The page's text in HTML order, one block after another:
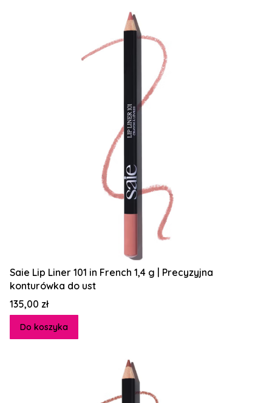
Saie Lip Liner 101 in French 1,4 g | Precyzyjna
konturówka do ust
Cena
135,00 zł
Do koszyka